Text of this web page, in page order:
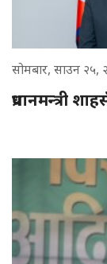
सोमबार, साउन २५,
प्रधानमन्त्री